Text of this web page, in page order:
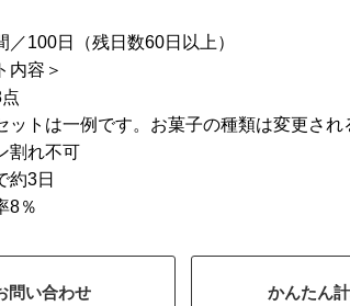
／100日（残日数60日以上）
内容＞
ットは一例です。お菓子の種類は変更され
割れ不可
約3日
8％
問い合わせ かんたん